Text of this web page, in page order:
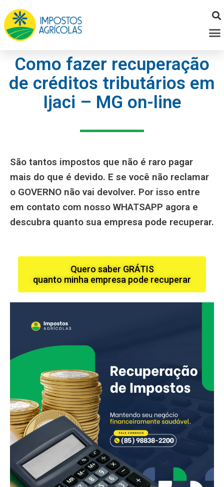
para
Como fazer recuperação
de créditos tributários em
Ijaci – MG on-line
São tantos impostos que não é raro pagar
mais do que é devido. E se você não reclamar
o GOVERNO não vai devolver. Por isso entre
em contato com nosso WHATSAPP agora e
descubra quanto sua empresa pode recuperar.
Quero saber GRÁTIS
quanto minha empresa pode recuperar